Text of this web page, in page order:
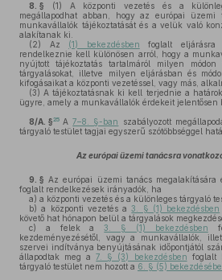
8. § (1) A központi vezetés és a
megállapodhat abban, hogy az európai üzemi
munkavállalók tájékoztatását és a velük való
alakítanak ki.
(2) Az (1) bekezdésben foglalt eljárásra
rendelkeznie kell különösen arról, hogy a
nyújtott tájékoztatás tartalmáról milyen
tárgyalásokat, illetve milyen eljárásban és
kifogásaikat a központi vezetéssel, vagy más,
(3) A tájékoztatásnak ki kell terjednie a
ügyre, amely a munkavállalók érdekeit jelentősen
8/A. §25 A7–8. §-ban
szabályozott
tárgyaló testület tagjai egyszerű szótöbbséggel
Az európai üzemi tanácsra
9. § Az európai üzemi tanács megalakítására
foglalt rendelkezések irányadók, ha
a) a központi vezetés és a különleges tárgyaló
b) a központi vezetés a3. § (1) bekezdésben
követő hat hónapon belül a tárgyalások
c) a felek a3. § (1) bekezdésben
kezdeményezésétől, vagy a munkavállalók,
szervei indítványa benyújtásának időpontjától
állapodtak meg a7. § (3) bekezdésben foglalt
tárgyaló testület nem hozott a 6. § (5)